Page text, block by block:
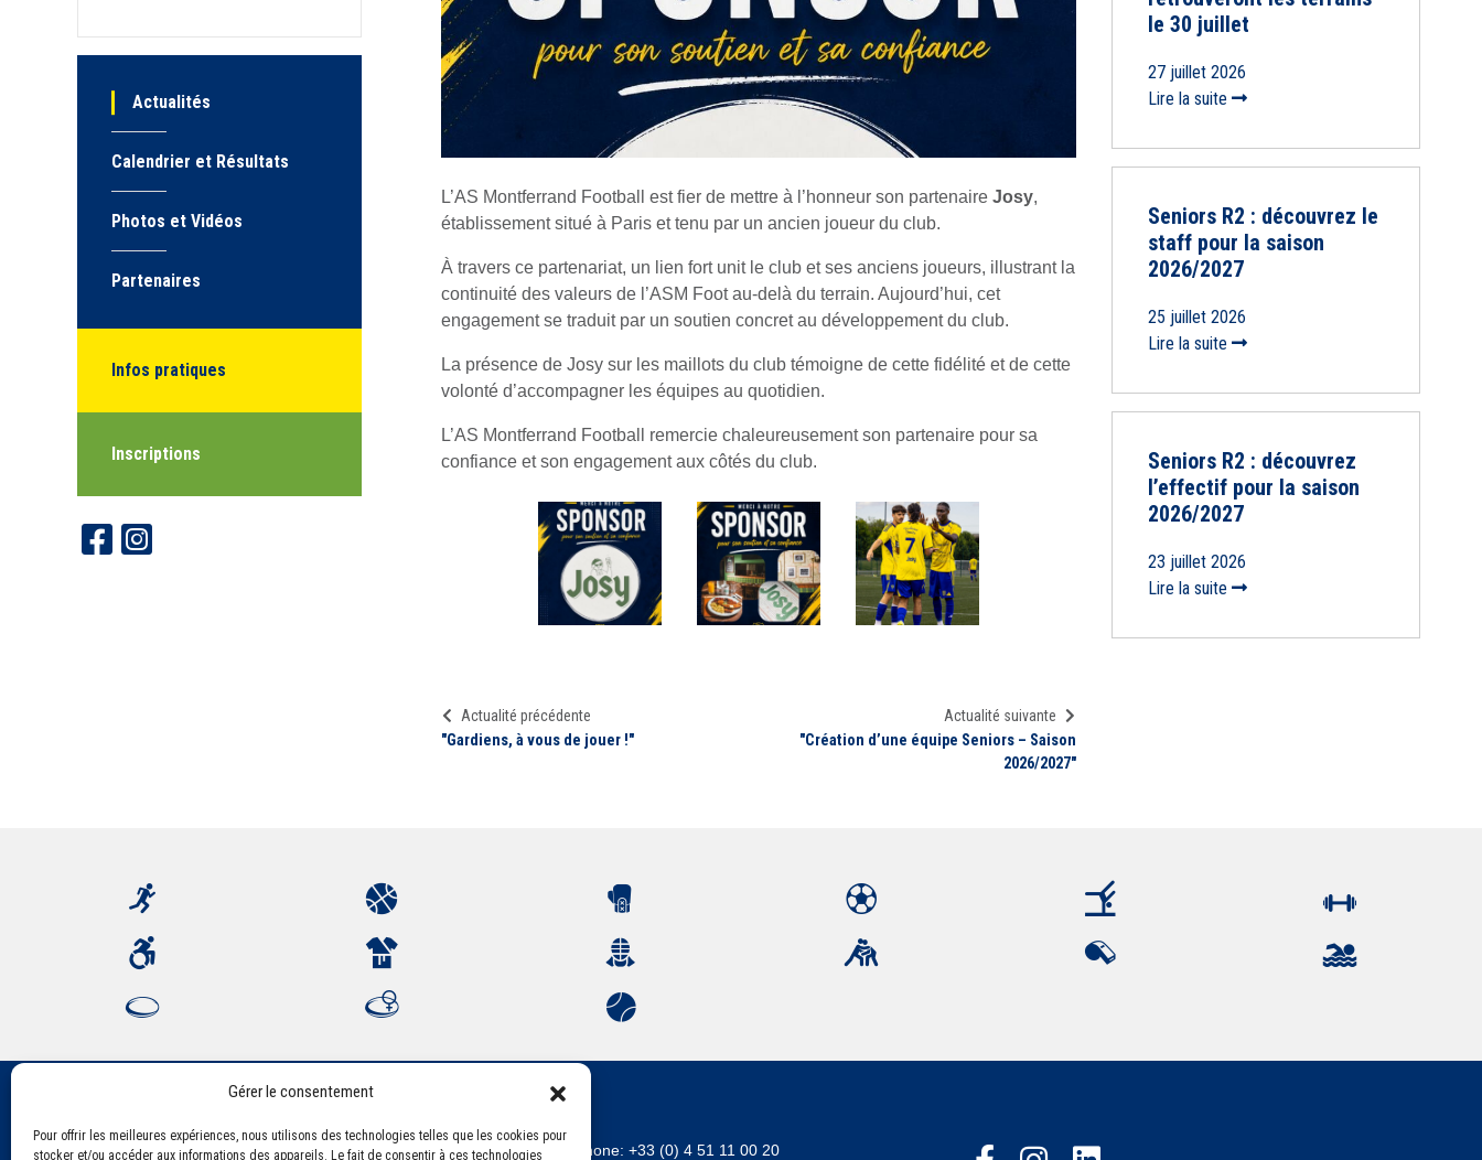
Gérer le consentement
Pour offrir les meilleures expériences, nous utilisons des technologies telles que les cookies pour
stocker et/ou accéder aux informations des appareils. Le fait de consentir à ces technologies
Actualités
Calendrier et Résultats
Photos et Vidéos
Partenaires
Infos pratiques
Inscriptions
L’AS Montferrand Football est fier de mettre à l’honneur son partenaire Josy,
établissement situé à Paris et tenu par un ancien joueur du club.
À travers ce partenariat, un lien fort unit le club et ses anciens joueurs, illustrant la
continuité des valeurs de l’ASM Foot au-delà du terrain. Aujourd’hui, cet
engagement se traduit par un soutien concret au développement du club.
La présence de Josy sur les maillots du club témoigne de cette fidélité et de cette
volonté d’accompagner les équipes au quotidien.
L’AS Montferrand Football remercie chaleureusement son partenaire pour sa
confiance et son engagement aux côtés du club.
Actualité précédente
"Gardiens, à vous de jouer !"
Actualité suivante
"Création d’une équipe Seniors – Saison
2026/2027"
le 30 juillet
27 juillet 2026
Lire la suite
Seniors R2 : découvrez le
staff pour la saison
2026/2027
25 juillet 2026
Lire la suite
Seniors R2 : découvrez
l’effectif pour la saison
2026/2027
23 juillet 2026
Lire la suite
Association Sportive Montferrandaise
Téléphone: +33 (0) 4 51 11 00 20